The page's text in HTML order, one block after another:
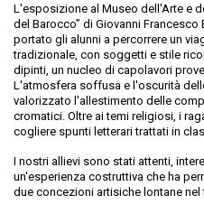
L'esposizione al Museo dell'Arte e
del Barocco” di Giovanni Francesco
portato gli alunni a percorrere un
tradizionale, con soggetti e stile
dipinti, un nucleo di capolavori
L'atmosfera soffusa e l'oscurità
valorizzato l'allestimento delle
cromatici. Oltre ai temi religiosi, i
cogliere spunti letterari trattati in
I nostri allievi sono stati attenti,
un'esperienza costruttiva che ha
due concezioni artisiche lontane nel